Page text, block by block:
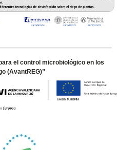
el control microbiológico en los
(AvantREG)”